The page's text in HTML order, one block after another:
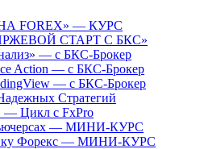
FOREX» — КУРС
СТАРТ С БКС»
— с БКС-Брокер
Action — с БКС-Брокер
— с БКС-Брокер
Стратегий
— Цикл с FxPro
— МИНИ-КУРС
Форекс — МИНИ-КУРС